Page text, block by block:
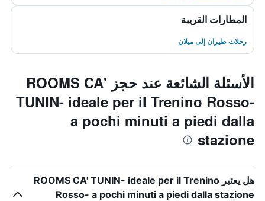
المطارات القريبة
رحلات طيران إلى ميلان
الأسئلة الشائعة عند حجز ROOMS CA'
TUNIN- ideale per il Trenino Rosso-
a pochi minuti a piedi dalla
stazione
هل يعتبر ROOMS CA' TUNIN- ideale per il Trenino
Rosso- a pochi minuti a piedi dalla stazione